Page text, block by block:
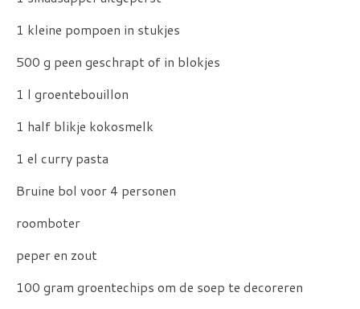
1 kleine pompoen in stukjes
500 g peen geschrapt of in blokjes
1 l groentebouillon
1 half blikje kokosmelk
1 el curry pasta
Bruine bol voor 4 personen
roomboter
peper en zout
100 gram groentechips om de soep te decoreren